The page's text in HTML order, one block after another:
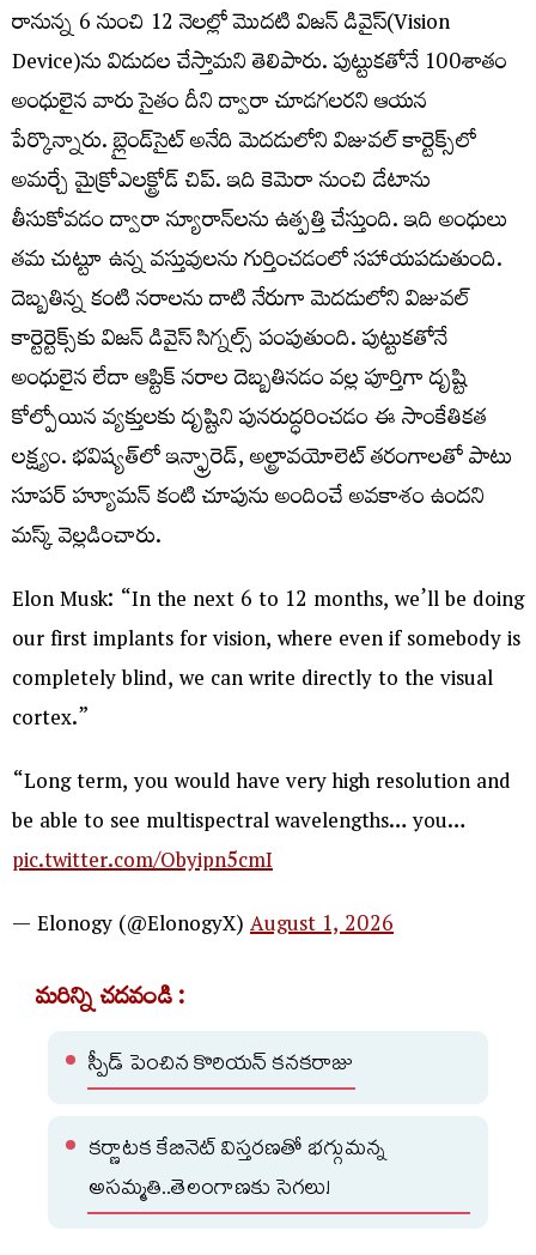
రానున్న 6 నుంచి 12 నెలల్లో మొదటి విజన్ డివైస్‌(Vision
Device)ను విడుదల చేస్తామని తెలిపారు. పుట్టుకతోనే 100శాతం
అంధులైన వారు సైతం దీని ద్వారా చూడగలరని ఆయన
పేర్కొన్నారు. బ్లైండ్‌సైట్ అనేది మెదడులోని విజువల్ కార్టెక్స్‌లో
అమర్చే మైక్రోఎలక్ట్రోడ్ చిప్. ఇది కెమెరా నుంచి డేటాను
తీసుకోవడం ద్వారా న్యూరాన్‌లను ఉత్పత్తి చేస్తుంది. ఇది అంధులు
తమ చుట్టూ ఉన్న వస్తువులను గుర్తించడంలో సహాయపడుతుంది.
దెబ్బతిన్న కంటి నరాలను దాటి నేరుగా మెదడులోని విజువల్
కార్టెర్టెక్స్‌కు విజన్ డివైస్ సిగ్నల్స్ పంపుతుంది. పుట్టుకతోనే
అంధులైన లేదా ఆప్టిక్ నరాల దెబ్బతినడం వల్ల పూర్తిగా దృష్టి
కోల్పోయిన వ్యక్తులకు దృష్టిని పునరుద్ధరించడం ఈ సాంకేతికత
లక్ష్యం. భవిష్యత్‌లో ఇన్ఫ్రారెడ్, అల్ట్రావయోలెట్ తరంగాలతో పాటు
సూపర్ హ్యూమన్ కంటి చూపును అందించే అవకాశం ఉందని
మస్క్ వెల్లడించారు.
Elon Musk: “In the next 6 to 12 months, we’ll be doing
our first implants for vision, where even if somebody is
completely blind, we can write directly to the visual
cortex.”
“Long term, you would have very high resolution and
be able to see multispectral wavelengths… you…
pic.twitter.com/Obyipn5cmI
— Elonogy (@ElonogyX)August 1, 2026
మరిన్ని చదవండి :
స్పీడ్ పెంచిన కొరియన్ కనకరాజు
కర్ణాటక కేబినెట్ విస్తరణతో భగ్గుమన్న
అసమ్మతి..తెలంగాణకు సెగలు!